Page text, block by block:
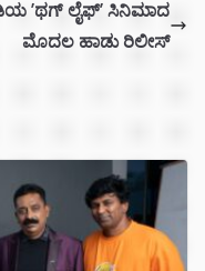
ʼಥಗ್‌ ಲೈಫ್‌ʼ ಸಿನಿಮಾದ
ಮೊದಲ ಹಾಡು ರಿಲೀಸ್